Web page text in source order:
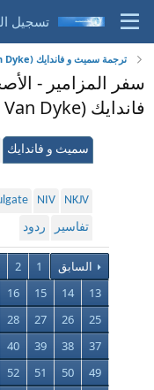
ترجمة سميث و فاندايك (Smith & Van Dyke)
فاندايك (Smith & Van Dyke)
سميث و فاندايك
NKJV
NIV
تفاسير
ردود
السابق 1
2
13
14
15
16
25
26
27
28
37
38
39
40
49
50
51
52